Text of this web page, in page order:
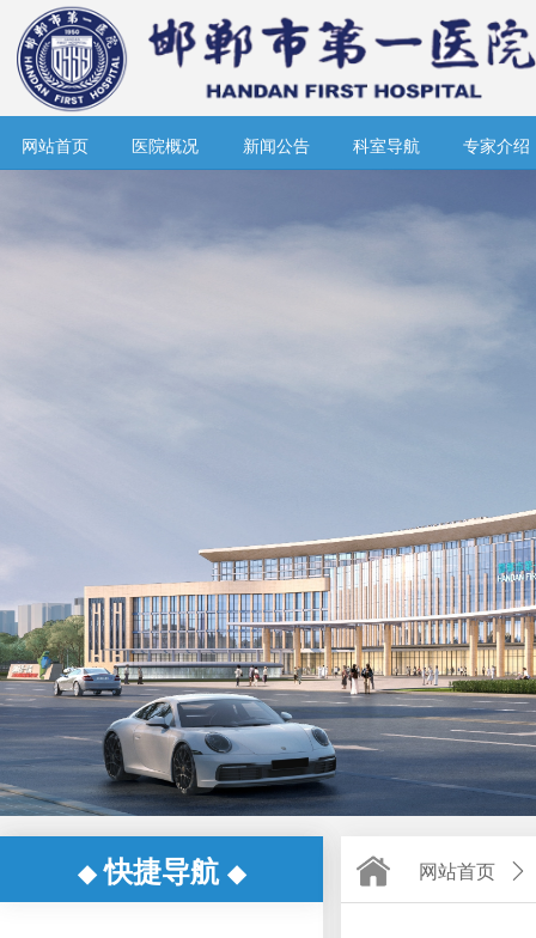
网站首页 医院概况 新闻公告 科室导航 专家介绍
网站首页 ꄲ
◆快捷导航 ◆